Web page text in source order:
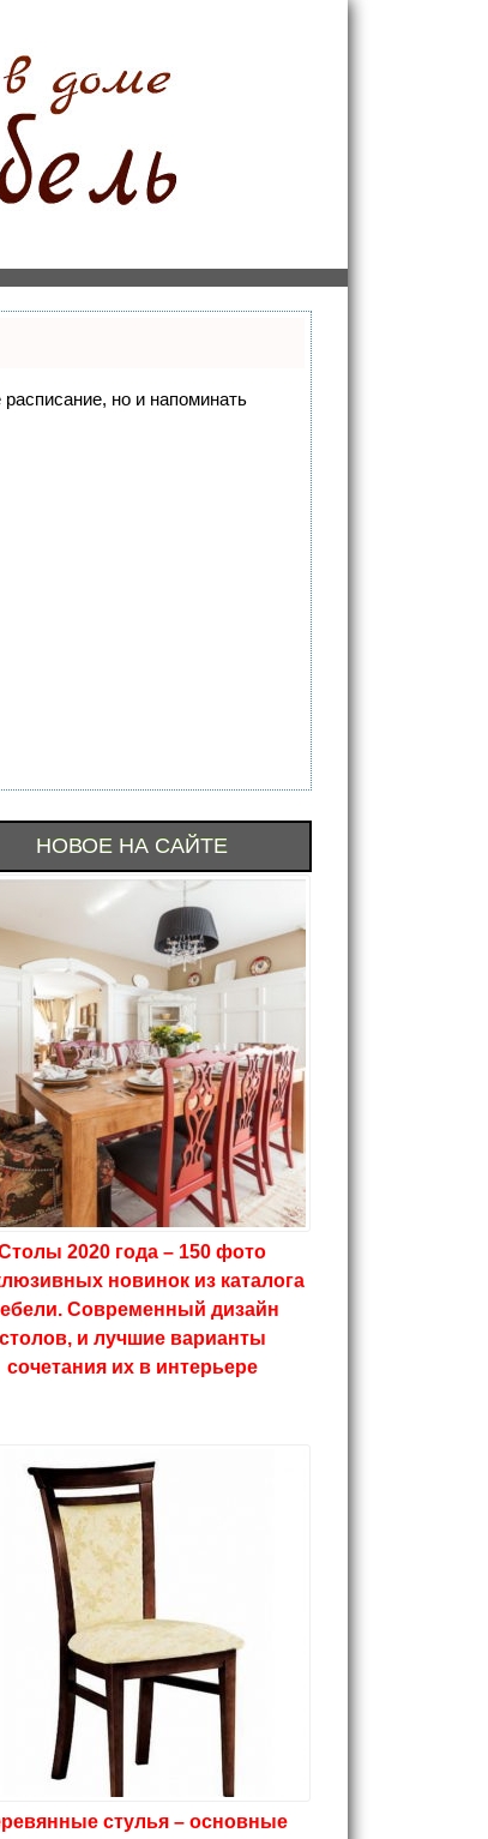
но и напоминать
НОВОЕ НА САЙТЕ
2020 года – 150 фото
новинок из каталога
Современный дизайн
столов, и лучшие варианты
сочетания их в интерьере
стулья – основные